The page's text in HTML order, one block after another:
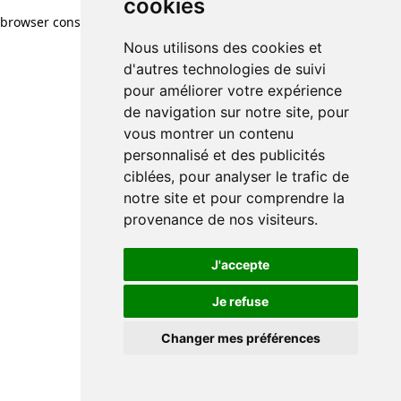
cookies
Nous utilisons des cookies et
d'autres technologies de suivi
pour améliorer votre expérience
de navigation sur notre site, pour
vous montrer un contenu
personnalisé et des publicités
ciblées, pour analyser le trafic de
notre site et pour comprendre la
provenance de nos visiteurs.
J'accepte
Je refuse
Changer mes préférences
browser console for more information)